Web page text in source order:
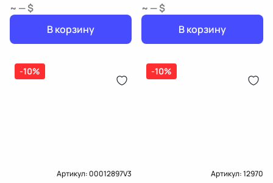
~ — $
В корзину
~ — $
В корзину
-10%
Артикул:00012897V3
-10%
Артикул:12970